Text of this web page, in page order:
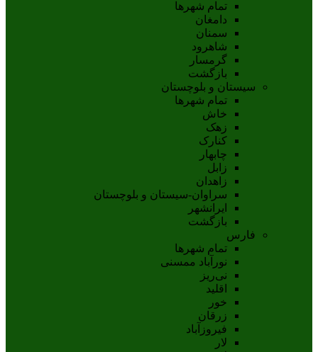
تمام شهر‌ها
دامغان
سمنان
شاهرود
گرمسار
بازگشت
سیستان و بلوچستان
تمام شهر‌ها
خاش
زهک
کنارک
چابهار
زابل
زاهدان
سراوان-سيستان و بلوچستان
ايرانشهر
بازگشت
فارس
تمام شهر‌ها
نورآباد ممسنی
نی‌ریز
اقلید
خور
زرقان
فیروزآباد
لار